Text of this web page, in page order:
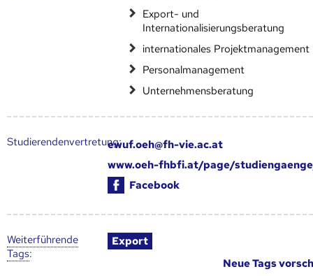
Export- und
Internationalisierungsberatung
internationales Projektmanagement
Personalmanagement
Unternehmensberatung
Studierendenvertretung:ewuf.oeh@fh-vie.ac.at
www.oeh-fhbfi.at/page/
Facebook
Weiter­führende
Tags:
Export
Neue Tags